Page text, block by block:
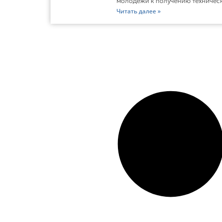
Читать далее »